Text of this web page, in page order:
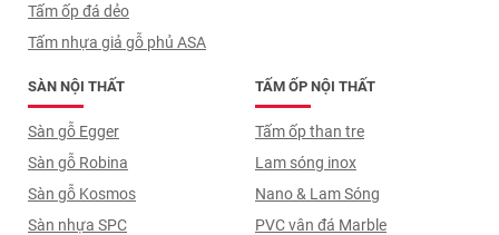
Tấm ốp đá dẻo
Tấm nhựa giả gỗ phủ ASA
TẤM ỐP NỘI THẤT
Tấm ốp than tre
Lam sóng inox
Nano & Lam Sóng
PVC vân đá Marble
SÀN NỘI THẤT
Sàn gỗ Egger
Sàn gỗ Robina
Sàn gỗ Kosmos
Sàn nhựa SPC